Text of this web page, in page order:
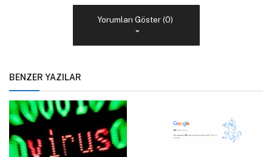
Yorumları Göster (0)
BENZER YAZILAR